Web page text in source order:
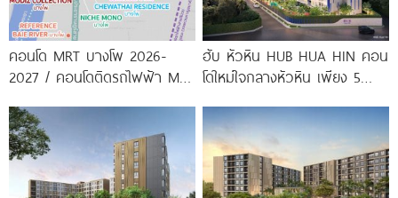
คอนโด MRT บางโพ 2026-
2027 / คอนโดติดรถไฟฟ้า MRT
ฮับ หัวหิน HUB HUA HIN คอน
โดใหม่ใจกลางหัวหิน เพียง 5